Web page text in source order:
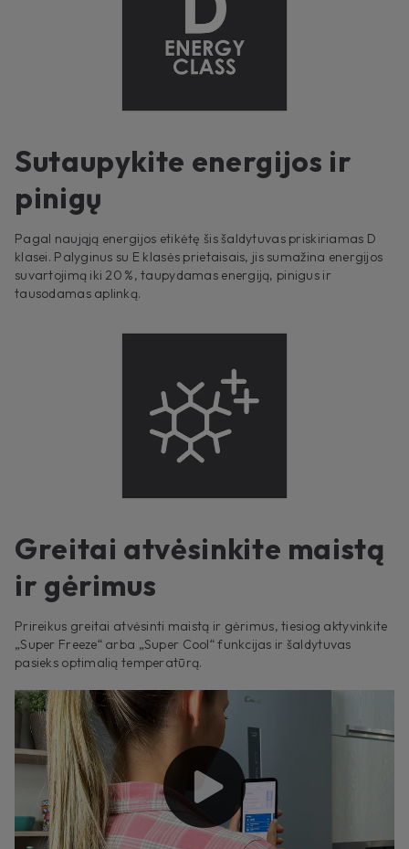
Sutaupykite energijos ir
pinigų
Pagal naująją energijos etikėtę šis šaldytuvas priskiriamas D
klasei. Palyginus su E klasės prietaisais, jis sumažina energijos
suvartojimą iki 20 %, taupydamas energiją, pinigus ir
tausodamas aplinką.
Greitai atvėsinkite maistą
ir gėrimus
Prireikus greitai atvėsinti maistą ir gėrimus, tiesiog aktyvinkite
„Super Freeze“ arba „Super Cool“ funkcijas ir šaldytuvas
pasieks optimalią temperatūrą.